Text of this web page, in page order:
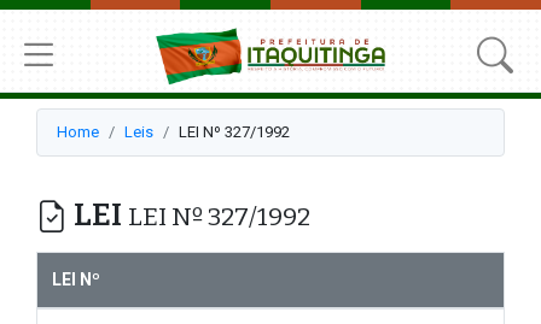
Home Leis LEI Nº 327/1992
LEI LEI Nº 327/1992
LEI Nº